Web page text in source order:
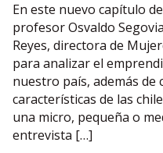
En este nuevo capítulo
profesor Osvaldo
Reyes, directora de
para analizar el
nuestro país, además de
características de las
una micro, pequeña o
entrevista […]